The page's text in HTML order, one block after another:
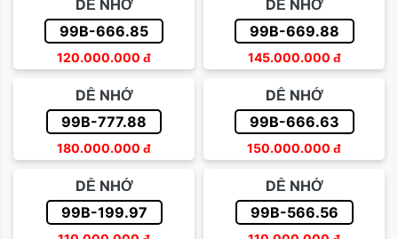
DỄ NHỚ
99B-666.85
120.000.000 đ
DỄ NHỚ
99B-669.88
145.000.000 đ
DỄ NHỚ
99B-777.88
180.000.000 đ
DỄ NHỚ
99B-666.63
150.000.000 đ
DỄ NHỚ
99B-199.97
DỄ NHỚ
99B-566.56